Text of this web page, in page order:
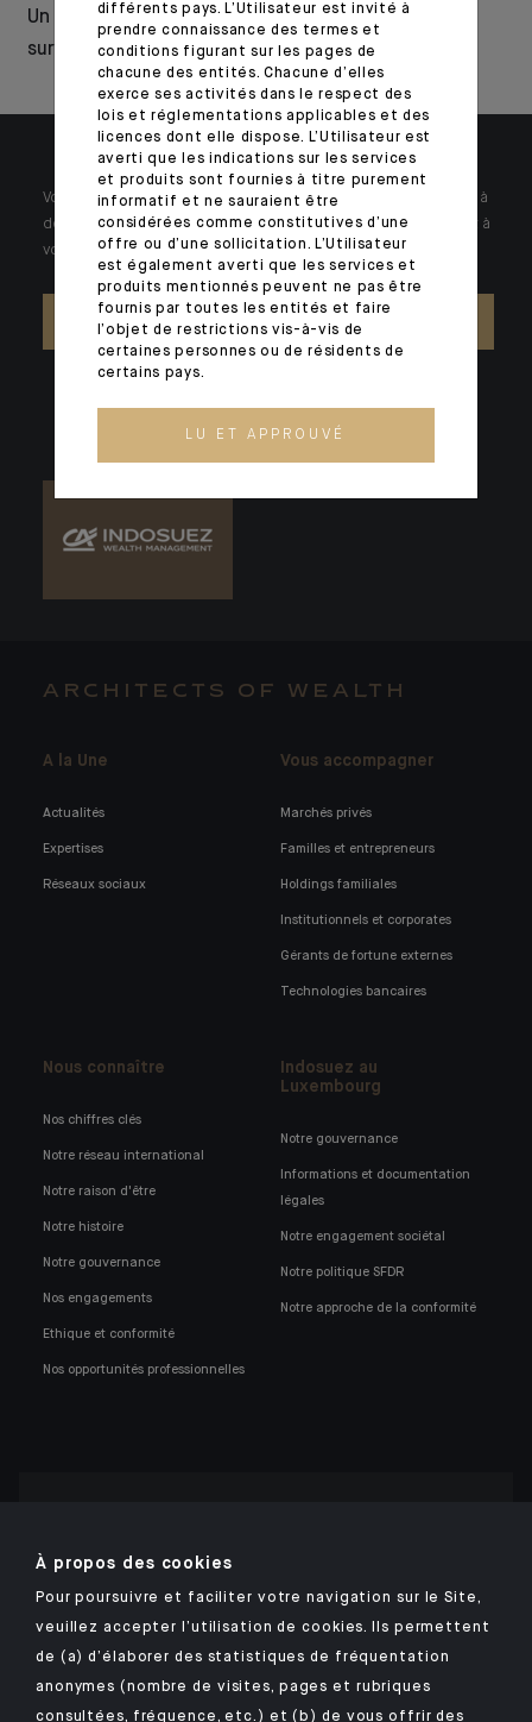
Un été sous
surveillance
Résilience sous
pression
Votre patrimoine est unique et requiert des réponses spécifiques à
des problématiques singulières. Jour après jour, nos experts sont à
votre écoute.
NOUS CONTACTER
ARCHITECTS OF WEALTH
A la Une
Actualités
Expertises
Réseaux sociaux
Vous accompagner
Marchés privés
Familles et entrepreneurs
Holdings familiales
Institutionnels et corporates
Gérants de fortune externes
Technologies bancaires
Nous connaître
Nos chiffres clés
Notre réseau international
Notre raison d'être
Notre histoire
Notre gouvernance
Nos engagements
Ethique et conformité
Nos opportunités professionnelles
Indosuez au
Luxembourg
Notre gouvernance
Informations et documentation
légales
Notre engagement sociétal
Notre politique SFDR
Notre approche de la conformité
MENTIONS LÉGALES
DONNÉES PERSONNELLES
différents pays. L’Utilisateur est invité à
prendre connaissance des termes et
conditions figurant sur les pages de
chacune des entités. Chacune d’elles
exerce ses activités dans le respect des
lois et réglementations applicables et des
licences dont elle dispose. L’Utilisateur est
averti que les indications sur les services
et produits sont fournies à titre purement
informatif et ne sauraient être
considérées comme constitutives d’une
offre ou d’une sollicitation. L’Utilisateur
est également averti que les services et
produits mentionnés peuvent ne pas être
fournis par toutes les entités et faire
l’objet de restrictions vis-à-vis de
certaines personnes ou de résidents de
certains pays.
LU ET APPROUVÉ
À propos des cookies
Pour poursuivre et faciliter votre navigation sur le Site,
veuillez accepter l’utilisation de cookies. Ils permettent
de (a) d’élaborer des statistiques de fréquentation
anonymes (nombre de visites, pages et rubriques
consultées, fréquence, etc.) et (b) de vous offrir des